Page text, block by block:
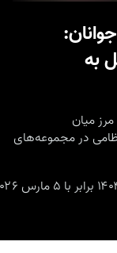
به
میان
در مجموعه‌های